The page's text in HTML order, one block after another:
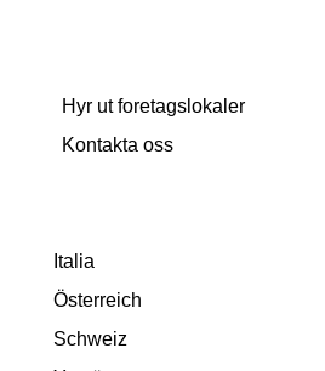
Hyr ut foretagslokaler
Kontakta oss
Italia
Österreich
Schweiz